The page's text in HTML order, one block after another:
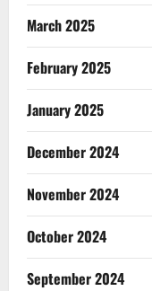
March 2025
February 2025
January 2025
December 2024
November 2024
October 2024
September 2024